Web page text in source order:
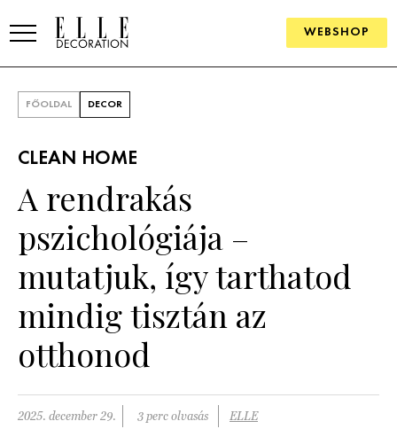
WEBSHOP
SZOBÁK
Konyha
Fürdőszoba
Nappali
Hálószoba
Kert és terasz
ÖTLETEK
Szállodák és vendégházak
HÍRLEVÉL
FŐOLDAL DECOR
CLEAN HOME
A rendrakás
pszichológiája –
mutatjuk, így tarthatod
mindig tisztán az
otthonod
2025. december 29. 3 perc olvasás ELLE